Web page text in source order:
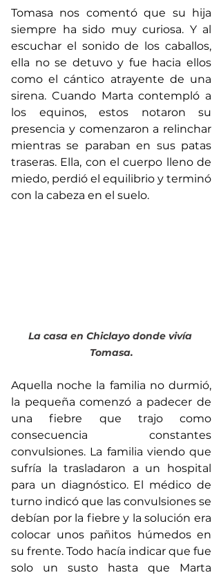
Tomasa nos comentó que su hija
siempre ha sido muy curiosa. Y al
escuchar el sonido de los caballos,
ella no se detuvo y fue hacia ellos
como el cántico atrayente de una
sirena. Cuando Marta contempló a
los equinos, estos notaron su
presencia y comenzaron a relinchar
mientras se paraban en sus patas
traseras. Ella, con el cuerpo lleno de
miedo, perdió el equilibrio y terminó
con la cabeza en el suelo.
La casa en Chiclayo donde vivía
Tomasa.
Aquella noche la familia no durmió,
la pequeña comenzó a padecer de
una fiebre que trajo como
consecuencia constantes
convulsiones. La familia viendo que
sufría la trasladaron a un hospital
para un diagnóstico. El médico de
turno indicó que las convulsiones se
debían por la fiebre y la solución era
colocar unos pañitos húmedos en
su frente. Todo hacía indicar que fue
solo un susto hasta que Marta